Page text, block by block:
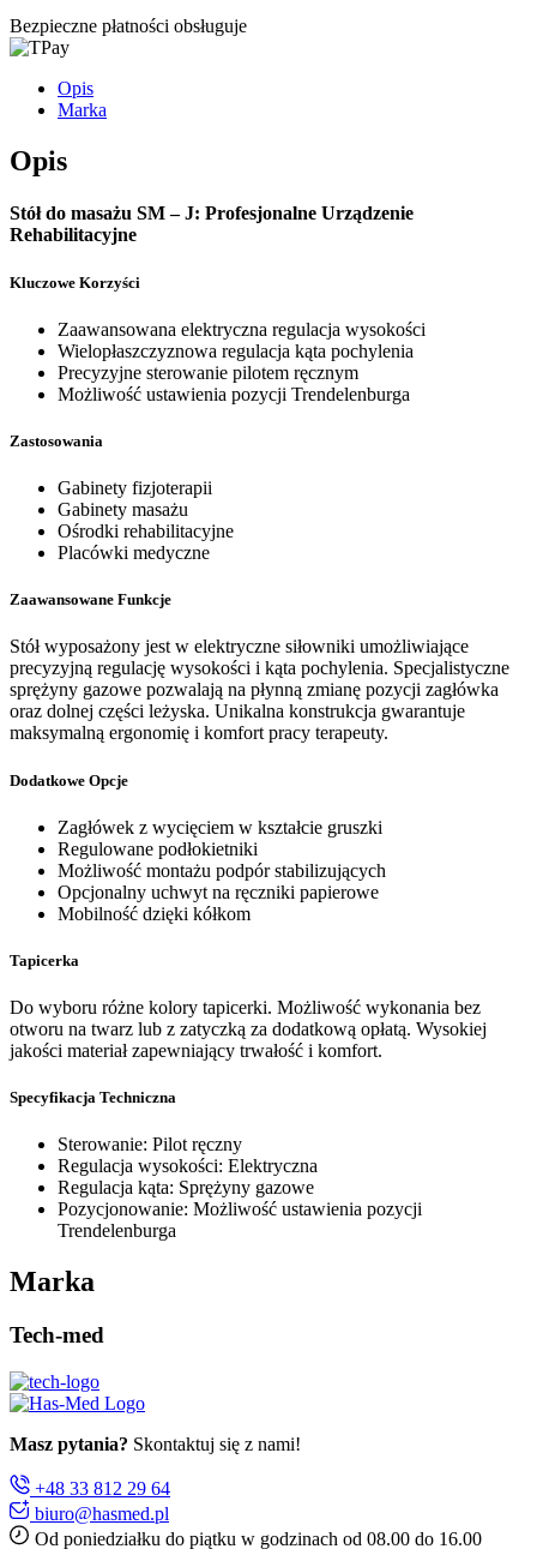
Bezpieczne płatności obsługuje
Opis
Marka
Opis
Stół do masażu SM – J: Profesjonalne Urządzenie
Rehabilitacyjne
Kluczowe Korzyści
Zaawansowana elektryczna regulacja wysokości
Wielopłaszczyznowa regulacja kąta pochylenia
Precyzyjne sterowanie pilotem ręcznym
Możliwość ustawienia pozycji Trendelenburga
Zastosowania
Gabinety fizjoterapii
Gabinety masażu
Ośrodki rehabilitacyjne
Placówki medyczne
Zaawansowane Funkcje
Stół wyposażony jest w elektryczne siłowniki umożliwiające
precyzyjną regulację wysokości i kąta pochylenia. Specjalistyczne
sprężyny gazowe pozwalają na płynną zmianę pozycji zagłówka
oraz dolnej części leżyska. Unikalna konstrukcja gwarantuje
maksymalną ergonomię i komfort pracy terapeuty.
Dodatkowe Opcje
Zagłówek z wycięciem w kształcie gruszki
Regulowane podłokietniki
Możliwość montażu podpór stabilizujących
Opcjonalny uchwyt na ręczniki papierowe
Mobilność dzięki kółkom
Tapicerka
Do wyboru różne kolory tapicerki. Możliwość wykonania bez
otworu na twarz lub z zatyczką za dodatkową opłatą. Wysokiej
jakości materiał zapewniający trwałość i komfort.
Specyfikacja Techniczna
Sterowanie: Pilot ręczny
Regulacja wysokości: Elektryczna
Regulacja kąta: Sprężyny gazowe
Pozycjonowanie: Możliwość ustawienia pozycji
Trendelenburga
Marka
Tech-med
Masz pytania? Skontaktuj się z nami!
+48 33 812 29 64
biuro@hasmed.pl
Od poniedziałku do piątku w godzinach od 08.00 do 16.00